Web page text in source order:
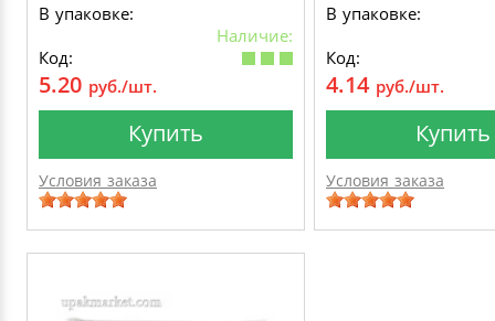
В упаковке:
Наличие:
Код:
5.20 руб./шт.
Купить
Условия заказа
В упаковке:
Код:
4.14 руб./шт.
Купить
Условия заказа